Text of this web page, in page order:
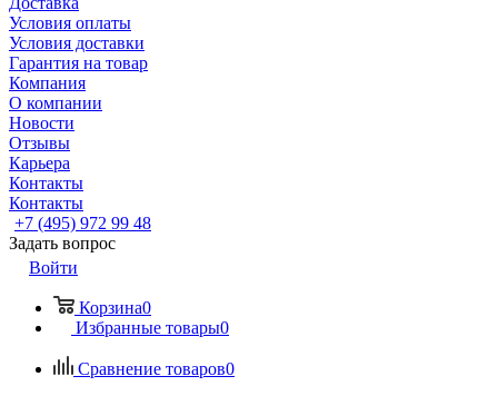
Условия оплаты
Условия доставки
Гарантия на товар
Компания
О компании
Новости
Отзывы
Карьера
Контакты
Контакты
+7 (495) 972 99 48
Задать вопрос
Войти
Корзина0
Избранные товары0
Сравнение товаров0